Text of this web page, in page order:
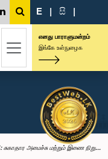
E | සි |
எனது பாராளுமன்றம்
இங்கே உள்நுழைக
சுகாதார அமைச்சு மற்றும் இணை நிறு...